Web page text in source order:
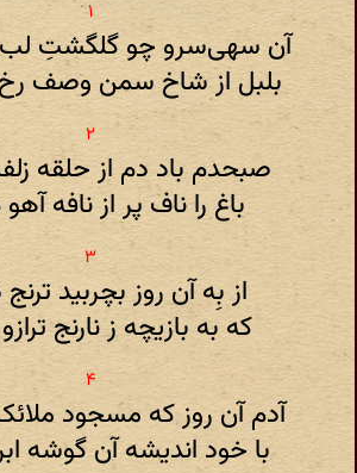
آن سهی‌سرو چو گلگشت‌ِ
بلبل از شاخ سمن وصف رخ
صبحدم باد دم از حلقه
باغ را ناف پر از نافه
از بِه آن روز بچربید
که به بازیچه ز نارنج
آدم آن روز که مسجود
با خود اندیشه آن گوشه